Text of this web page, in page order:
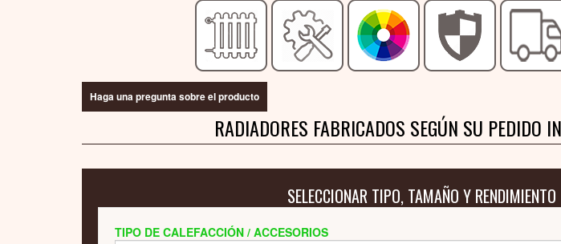
Haga una pregunta sobre el producto
RADIADORES FABRICADOS SEGÚN SU PEDIDO
SELECCIONAR TIPO, TAMAÑO Y RENDIMIENTO
TIPO DE CALEFACCIÓN / ACCESORIOS